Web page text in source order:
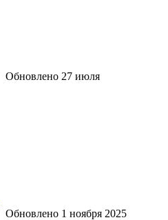
Обновлено 27 июля
Обновлено 1 ноября 2025